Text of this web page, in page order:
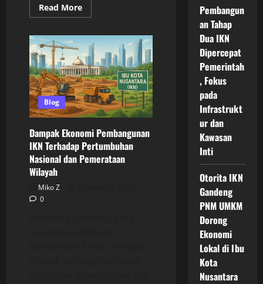
Read MoreRead
more
Investasi
Nasional
yang
Terus
Menguat
dan
Membentuk
Arah
Baru
Ekonomi
Indonesia
ke
Depan
Blog
Dampak Ekonomi Pembangunan
IKN Terhadap Pertumbuhan
Nasional dan Pemerataan
Wilayah
Miko Z
0
Pembangun
an Tahap
Dua IKN
Dipercepat
Pemerintah
, Fokus
pada
Infrastrukt
ur dan
Kawasan
Inti
Otorita IKN
Gandeng
PNM UMKM
Dorong
Ekonomi
Lokal di Ibu
Kota
Nusantara